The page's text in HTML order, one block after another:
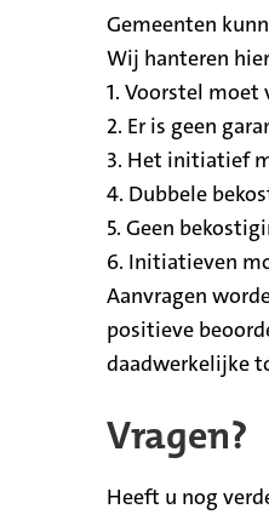
Gemeenten
Wij hanteren
1. Voorstel moet
2. Er is geen
3. Het initiatief
4. Dubbele
5. Geen
6. Initiatieven
Aanvragen
positieve
daadwerkelijke
Vragen?
Heeft u nog